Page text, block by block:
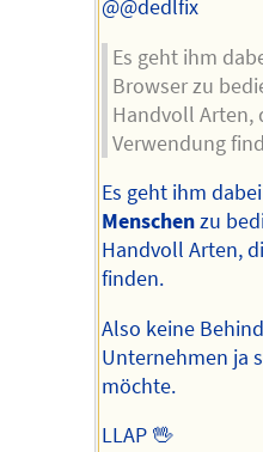
@@dedlfix
Es geht ihm
Browser zu
Handvoll Arten,
Verwendung
Es geht ihm
Menschenzu
Handvoll Arten,
finden.
Also keine
Unternehmen ja
möchte.
LLAP 🖖